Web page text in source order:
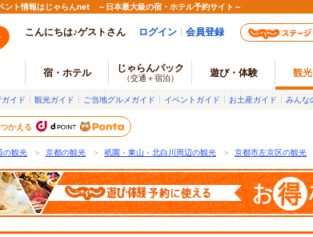
ント情報はじゃらんnet ～日本最大級の宿・ホテル予約サイト～
こんにちは♪ゲストさん ログイン 会員登録
宿・ホテル じゃらんパック
（交通＋宿泊） 遊び・体験 観
イド 観光ガイド ご当地グルメガイド イベントガイド お土産ガイド みんな
かえる
の観光 ＞ 京都の観光 ＞ 祇園・東山・北白川周辺の観光 ＞ 京都市左京区の観光